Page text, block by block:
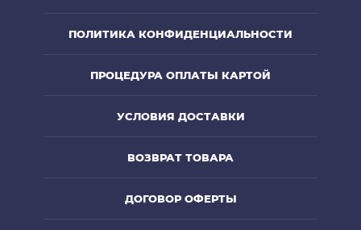
ПОЛИТИКА КОНФИДЕНЦИАЛЬНОСТИ
ПРОЦЕДУРА ОПЛАТЫ КАРТОЙ
УСЛОВИЯ ДОСТАВКИ
ВОЗВРАТ ТОВАРА
ДОГОВОР ОФЕРТЫ